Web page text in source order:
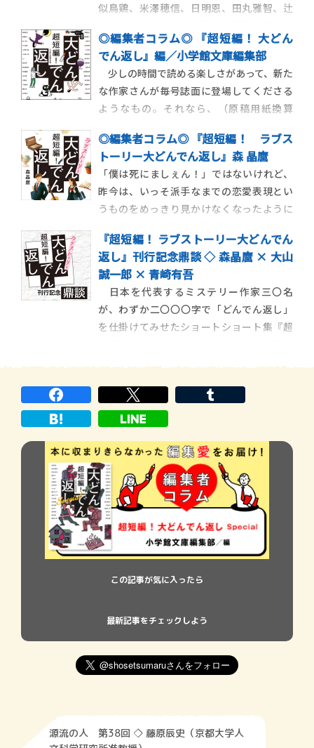
似鳥鶏、米澤穂信、日明恩、田丸雅智、辻
月綸太郎、呉勝浩、翔田寛、下村敦史、上
田早夕里、白井智之、西澤保彦、恩田陸、
深緑野分、大山誠一郎、青崎有吾、青柳碧
人、伽古屋圭市、柳広司、北村薫、夏川草
介、乙一、
◎編集者コラム◎ 『超短編！ 大どん
でん返し』編／小学館文庫編集部
少しの時間で読める楽しさがあって、新た
な作家さんが毎号誌面に登場してくださる
ようなもの。それなら、（原稿用紙換算
さんの企画で「どんでん返し」のアンソロジ
ーが好調だなー。え、５枚でどんでん返
し？ それはかえってハードルが上がって誰
も受けてくれないのでは（もやもや）
……。そんな気
◎編集者コラム◎ 『超短編！ ラブス
トーリー大どんでん返し』森 晶麿
「僕は死にましぇん！」ではないけれど、
昨今は、いっそ派手なまでの恋愛表現とい
うものをめっきり見かけなくなったように
いるというし、エンタメとしての恋愛もの
は今どこに！？ そんなエアポケットに生
まれ落ちたのが本作、『超短編！ ラブス
トーリー大どんでん返し』なのです。現在９
万部のロング
『超短編！ ラブストーリー大どんでん
返し』刊行記念鼎談 ◇ 森晶麿 × 大山
誠一郎 × 青崎有吾
日本を代表するミステリー作家三〇名
が、わずか二〇〇〇字で「どんでん返し」
を仕掛けてみせたショートショート集『超
『超短編！ ラブストーリー大どんでん返
し』（小学館文庫）を刊行した。たった一
この記事が気に入ったら
最新記事をチェックしよう
源流の人 第38回 ◇ 藤原辰史（京都大学人